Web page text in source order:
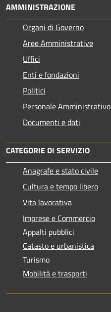
AMMINISTRAZIONE
Organi di Governo
Aree Amministrative
Uffici
Enti e fondazioni
Politici
Personale Amministrativo
Documenti e dati
CATEGORIE DI SERVIZIO
Anagrafe e stato civile
Cultura e tempo libero
Vita lavorativa
Imprese e Commercio
Appalti pubblici
Catasto e urbanistica
Turismo
Mobilità e trasporti